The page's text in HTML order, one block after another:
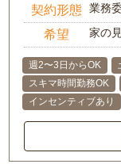
契約形態 業務
希望 家の
週2〜3日からOK
スキマ時間勤務OK
インセンティブあり